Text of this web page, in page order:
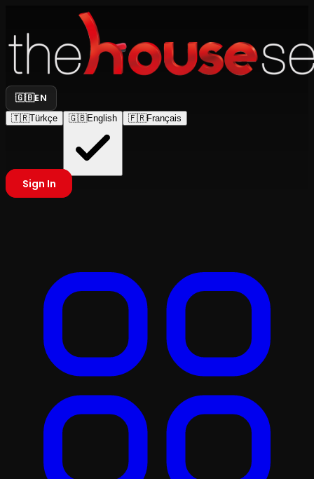
🇬🇧EN
🇹🇷Türkçe 🇬🇧English 🇫🇷Français
Sign In